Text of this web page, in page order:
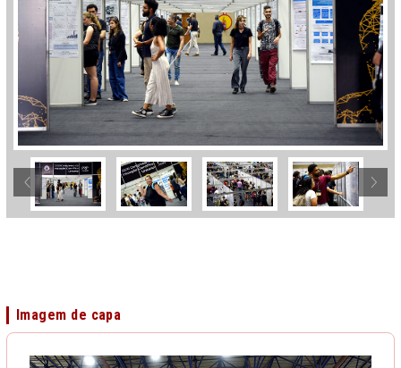
Imagem de capa